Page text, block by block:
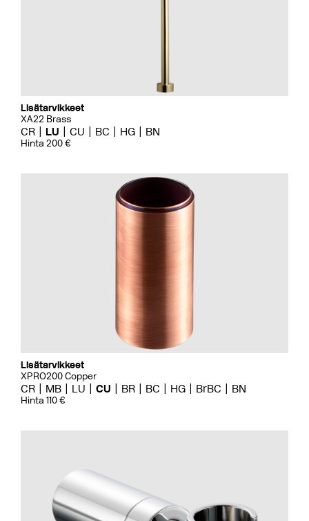
Lisätarvikkeet
XA22 Brass
CR LU CU BC HG BN
Hinta 200 €
Lisätarvikkeet
XPRO200 Copper
CR MB LU CU BR BC HG BrBC BN
Hinta 110 €